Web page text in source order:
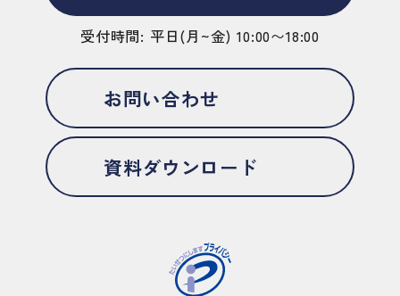
受付時間: 平日(月~金) 10:00〜18:00
お問い合わせ
資料ダウンロード